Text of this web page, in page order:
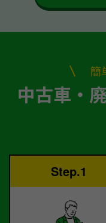
簡
中古車・
Step.1